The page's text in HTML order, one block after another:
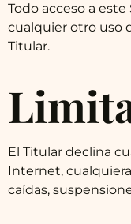
Todo acceso a
cualquier otro uso
Titular.
El Titular declina
Internet,
caídas,